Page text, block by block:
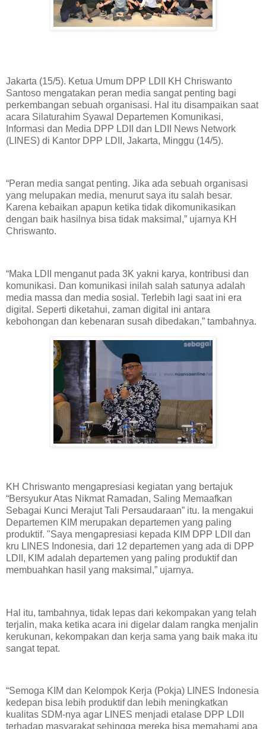
Jakarta (15/5). Ketua Umum DPP LDII KH Chriswanto
Santoso mengatakan peran media sangat penting bagi
perkembangan sebuah organisasi. Hal itu disampaikan saat
acara Silaturahim Syawal Departemen Komunikasi,
Informasi dan Media DPP LDII dan LDII News Network
(LINES) di Kantor DPP LDII, Jakarta, Minggu (14/5).
“Peran media sangat penting. Jika ada sebuah organisasi
yang melupakan media, menurut saya itu salah besar.
Karena kebaikan apapun ketika tidak dikomunikasikan
dengan baik hasilnya bisa tidak maksimal,” ujarnya KH
Chriswanto.
“Maka LDII menganut pada 3K yakni karya, kontribusi dan
komunikasi. Dan komunikasi inilah salah satunya adalah
media massa dan media sosial. Terlebih lagi saat ini era
digital. Seperti diketahui, zaman digital ini antara
kebohongan dan kebenaran susah dibedakan,” tambahnya.
KH Chriswanto mengapresiasi kegiatan yang bertajuk
“Bersyukur Atas Nikmat Ramadan, Saling Memaafkan
Sebagai Kunci Merajut Tali Persaudaraan” itu. Ia mengakui
Departemen KIM merupakan departemen yang paling
produktif. "Saya mengapresiasi kepada KIM DPP LDII dan
kru LINES Indonesia, dari 12 departemen yang ada di DPP
LDII, KIM adalah departemen yang paling produktif dan
membuahkan hasil yang maksimal,” ujarnya.
Hal itu, tambahnya, tidak lepas dari kekompakan yang telah
terjalin, maka ketika acara ini digelar dalam rangka menjalin
kerukunan, kekompakan dan kerja sama yang baik maka itu
sangat tepat.
“Semoga KIM dan Kelompok Kerja (Pokja) LINES Indonesia
kedepan bisa lebih produktif dan lebih meningkatkan
kualitas SDM-nya agar LINES menjadi etalase DPP LDII
terhadap masyarakat sehingga mereka bisa memahami apa